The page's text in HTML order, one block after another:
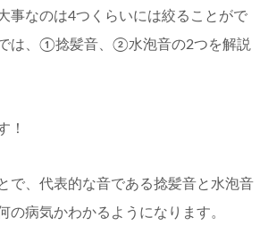
事なのは4つくらいには絞ることがで
は、①捻髪音、②水泡音の2つを解説
！
で、代表的な音である捻髪音と水泡音
の病気かわかるようになります。